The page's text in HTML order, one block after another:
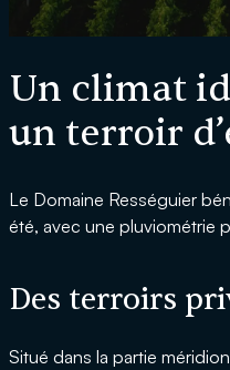
Un climat
un terroir
Le Domaine Rességuier
été, avec une pluviométrie
Des terroirs
Situé dans la partie